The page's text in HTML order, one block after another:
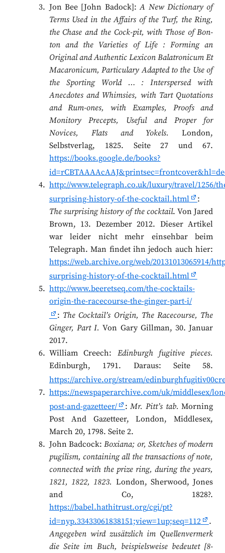
Jon Bee [John Badock]:A New Dictionary of
Terms Used in the Affairs of the Turf, the Ring,
the Chase and the Cock-pit, with Those of Bon-
ton and the Varieties of Life : Forming an
Original and Authentic Lexicon Balatronicum Et
Macaronicum, Particulary Adapted to the Use of
the Sporting World … : Interspersed with
Anecdotes and Whimsies, with Tart Quotations
and Rum-ones, with Examples, Proofs and
Monitory Precepts, Useful and Proper for
Novices, Flats and Yokels.
London,
Selbstverlag, 1825. Seite 27 und 67.
https://books.google.de/books?
http://www.telegraph.co.uk/luxury/travel/1256/
surprising-history-of-the-cocktail.html
:
The surprising history of the cocktail. Von Jared
Brown, 13. Dezember 2012. Dieser Artikel
war leider nicht mehr einsehbar beim
Telegraph. Man findet ihn jedoch auch hier:
https://web.archive.org/web/20131013065914/
surprising-history-of-the-cocktail.html
http://www.beeretseq.com/the-cocktails-
origin-the-racecourse-the-ginger-part-i/
: The Cocktail’s Origin, The Racecourse, The
Ginger, Part I. Von Gary Gillman, 30. Januar
2017.
William Creech: Edinburgh fugitive pieces.
Edinburgh, 1791. Daraus: Seite 58.
https://archive.org/stream/
https://newspaperarchive.com/uk/middlesex/
post-and-gazetteer/
:Mr. Pitt’s tab. Morning
Post And Gazetteer, London, Middlesex,
March 20, 1798. Seite 2.
John Badcock:Boxiana; or, Sketches of modern
pugilism, containing all the transactions of note,
connected with the prize ring, during the years,
1821, 1822, 1823. London, Sherwood, Jones
and Co, 1828?.
https://babel.hathitrust.org/cgi/pt?
id=nyp.33433061838151;view=1up;seq=112
.
Angegeben wird zusätzlich im Quellenvermerk
die Seite im Buch, beispielsweise bedeutet [8-